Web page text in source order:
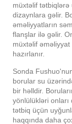
müxtəlif
dizaynlara gəlir.
əməliyyatların
flanşlar ilə gəlir.
müxtəlif
hazırlanır.
Sonda
borular su
bir həlldir.
yönlülükləri
tətbiq üçün
haqqında daha